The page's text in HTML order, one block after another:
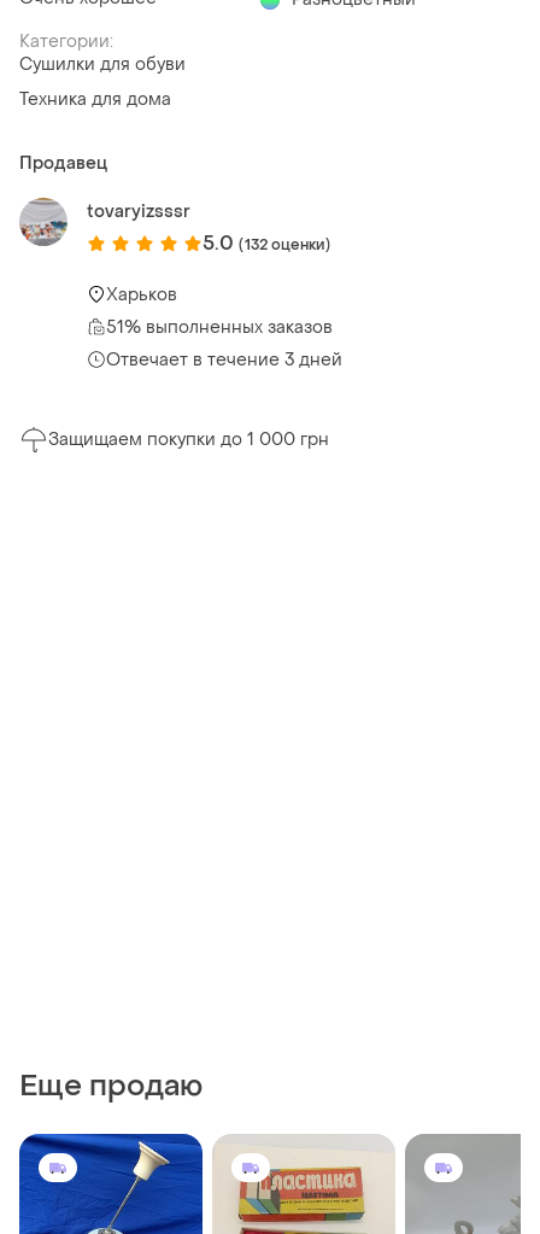
Категории:
Сушилки для обуви
Техника для дома
Продавец
tovaryizsssr
5.0 (132 оценки)
Харьков
51% выполненных заказов
Отвечает в течение 3 дней
Защищаем покупки до 1 000 грн
Еще продаю